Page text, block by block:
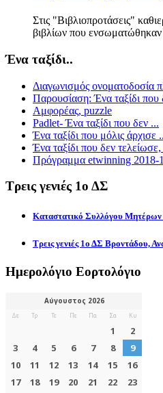
Στις "Βιβλιοπροτάσεις"
βιβλίων που ενσωματώθηκαν
Ένα ταξίδι..
Διαγωνισμός ονοματοδοσία
Παρουσίαση: Ένα ταξίδι που
Αμφορέας, puzzle
Padlet- Ένα ταξίδι που δεν ...
Ένα ταξίδι που μόλις άρχισε
Ένα ταξίδι που δεν
Πρόγραμμα etwinning 2018-
Τρεις γενιές 1ο ΔΣ
Καταστατικό Συλλόγου
Τρεις γενιές 1ο ΔΣ Βροντάδου,
Ημερολόγιο Εορτολόγιο